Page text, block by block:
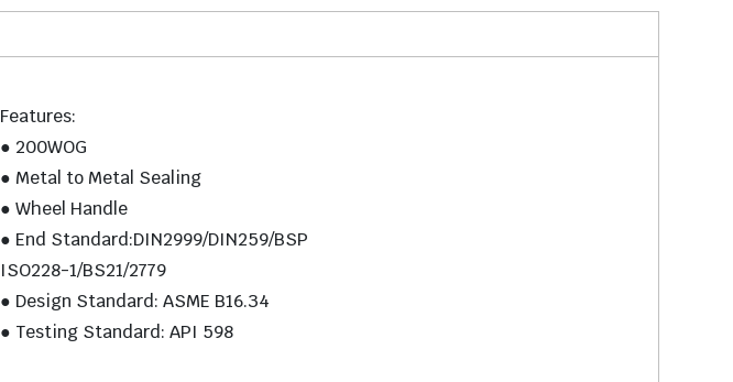
Features:
● 200WOG
● Metal to Metal Sealing
● Wheel Handle
● End Standard:DIN2999/DIN259/BSP
ISO228-1/BS21/2779
● Design Standard: ASME B16.34
● Testing Standard: API 598